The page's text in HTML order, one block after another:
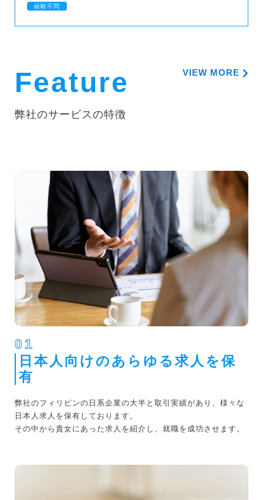
経験不問
Feature
弊社のサービスの特徴
VIEW MORE
01
日本人向けのあらゆる求人を保
有
弊社のフィリピンの日系企業の大半と取引実績があり、様々な
日本人求人を保有しております。
その中から貴女にあった求人を紹介し、就職を成功させます。